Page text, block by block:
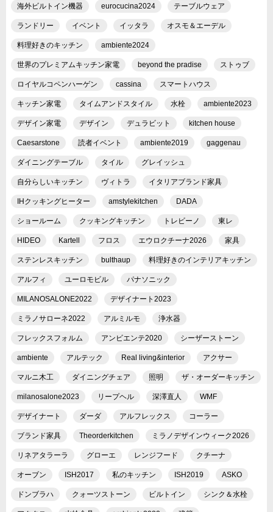
海外ビルトイン機器 eurocucina2024 テーブルウェア
ランドリー イベント イッタラ オスモ＆エーデル
料理好きのキッチン ambiente2024
世界のプレミアムキッチン家電 beyond the pradise ストゥブ
ロイヤルコペンハーゲン cassina スマートハウス
キッチン家電 タイムアンドスタイル 水栓 ambiente2023
デザイン家電 デザイン デュラビット kitchen house
Caesarstone 読者イベント ambiente2019 gaggenau
ダイニングテーブル タイル グレイッシュ
自分らしいキッチン ヴィトラ イタリアブランド家具
IHクッキングヒーター amstylekitchen DADA
ショールーム クッキングキッチン トレビーノ 東レ
HIDEO Kartell フロス エウロクチーナ2026 家具
ステンレスキッチン bulthaup 料理好きのインテリアキッチン
アルフィ ユーロモビル パナソニック
MILANOSALONE2022 デザイナート2023
ミラノサローネ2022 アルミルモ 浄水器
フレックスフォルム アンビエンテ2020 シーザーストーン
ambiente アルテック Real living&interior アクサー
マルニ木工 ダイニングチェア 照明 ザ・オーダーキッチン
milanosalone2023 リープヘル 深澤直人 WMF
デザイナート ダーダ アルフレックス コーラー
ブランド家具 Theorderkitchen ミラノデザインウィーク2026
リネアタラーラ グローエ レンジフード クチーナ
オーブン ISH2017 私のキッチン ISH2019 ASKO
ドンブラハ クォーツストーン ビルトイン シンク＆水栓